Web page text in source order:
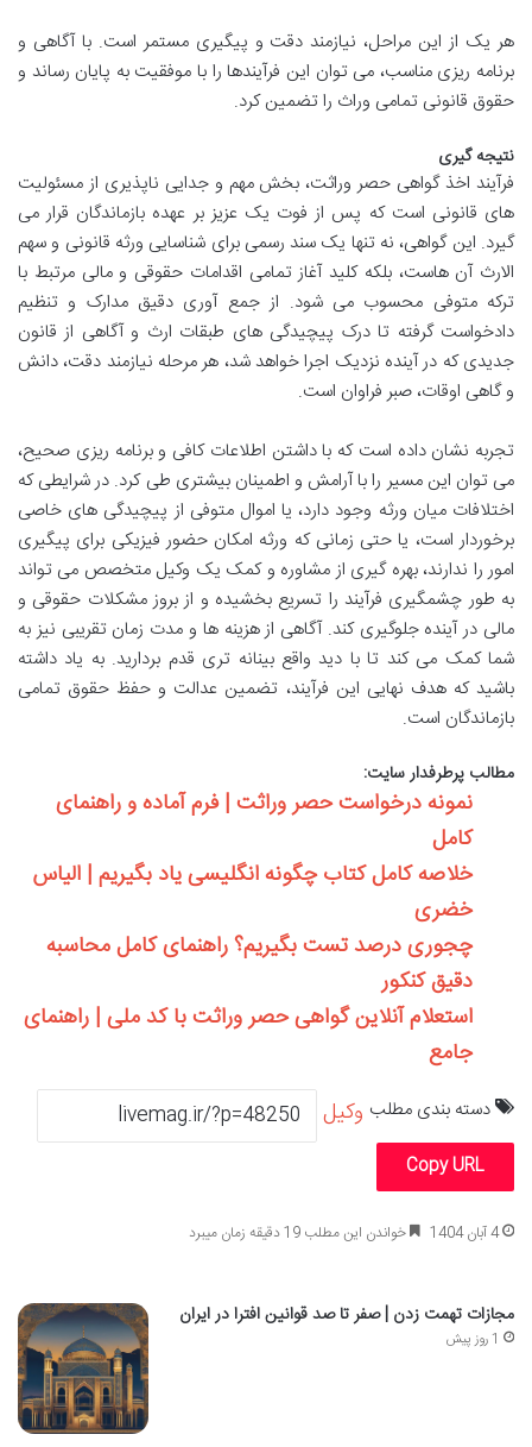
هر یک از این مراحل، نیازمند دقت و پیگیری مستمر است. با آگاهی و
برنامه ریزی مناسب، می توان این فرآیندها را با موفقیت به پایان رساند و
حقوق قانونی تمامی وراث را تضمین کرد.
نتیجه گیری
فرآیند اخذ گواهی حصر وراثت، بخش مهم و جدایی ناپذیری از مسئولیت
های قانونی است که پس از فوت یک عزیز بر عهده بازماندگان قرار می
گیرد. این گواهی، نه تنها یک سند رسمی برای شناسایی ورثه قانونی و سهم
الارث آن هاست، بلکه کلید آغاز تمامی اقدامات حقوقی و مالی مرتبط با
ترکه متوفی محسوب می شود. از جمع آوری دقیق مدارک و تنظیم
دادخواست گرفته تا درک پیچیدگی های طبقات ارث و آگاهی از قانون
جدیدی که در آینده نزدیک اجرا خواهد شد، هر مرحله نیازمند دقت، دانش
و گاهی اوقات، صبر فراوان است.
تجربه نشان داده است که با داشتن اطلاعات کافی و برنامه ریزی صحیح،
می توان این مسیر را با آرامش و اطمینان بیشتری طی کرد. در شرایطی که
اختلافات میان ورثه وجود دارد، یا اموال متوفی از پیچیدگی های خاصی
برخوردار است، یا حتی زمانی که ورثه امکان حضور فیزیکی برای پیگیری
امور را ندارند، بهره گیری از مشاوره و کمک یک وکیل متخصص می تواند
به طور چشمگیری فرآیند را تسریع بخشیده و از بروز مشکلات حقوقی و
مالی در آینده جلوگیری کند. آگاهی از هزینه ها و مدت زمان تقریبی نیز به
شما کمک می کند تا با دید واقع بینانه تری قدم بردارید. به یاد داشته
باشید که هدف نهایی این فرآیند، تضمین عدالت و حفظ حقوق تمامی
بازماندگان است.
مطالب پرطرفدار سایت:
نمونه درخواست حصر وراثت | فرم آماده و راهنمای
کامل
خلاصه کامل کتاب چگونه انگلیسی یاد بگیریم | الیاس
خضری
چجوری درصد تست بگیریم؟ راهنمای کامل محاسبه
دقیق کنکور
استعلام آنلاین گواهی حصر وراثت با کد ملی | راهنمای
جامع
دسته بندی مطلب وکیل
Copy URL
4 آبان 1404 خواندن این مطلب 19 دقیقه زمان میبرد
مجازات تهمت زدن | صفر تا صد قوانین افترا در ایران
1 روز پیش